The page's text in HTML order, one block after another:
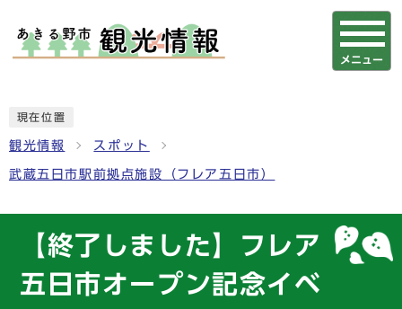
メニュー
現在位置
観光情報 スポット
武蔵五日市駅前拠点施設（フレア五日市）
【終了しました】フレア
五日市オープン記念イベ